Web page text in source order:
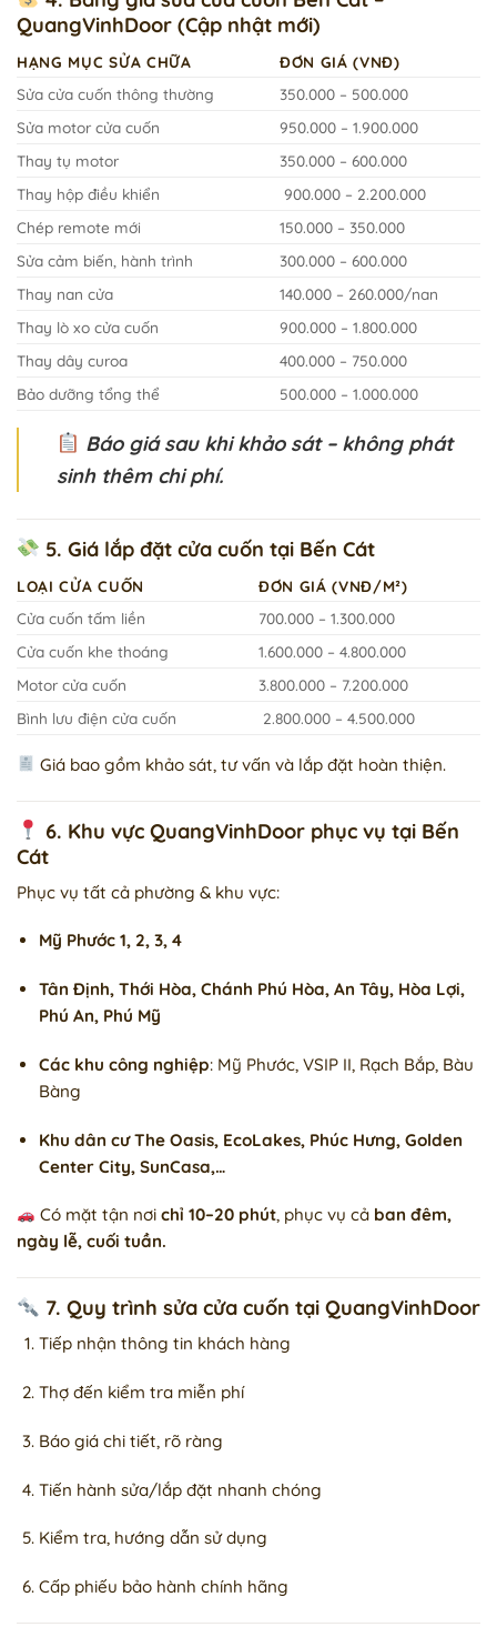
QuangVinhDoor (Cập nhật mới)
HẠNG MỤC SỬA CHỮA
ĐƠN GIÁ (VNĐ)
Sửa cửa cuốn thông thường
350.000 – 500.000
Sửa motor cửa cuốn
950.000 – 1.900.000
Thay tụ motor
350.000 – 600.000
Thay hộp điều khiển
900.000 – 2.200.000
Chép remote mới
150.000 – 350.000
Sửa cảm biến, hành trình
300.000 – 600.000
Thay nan cửa
140.000 – 260.000/nan
Thay lò xo cửa cuốn
900.000 – 1.800.000
Thay dây curoa
400.000 – 750.000
Bảo dưỡng tổng thể
500.000 – 1.000.000
Báo giá sau khi khảo sát – không phát
sinh thêm chi phí.
5. Giá lắp đặt cửa cuốn tại Bến Cát
LOẠI CỬA CUỐN
ĐƠN GIÁ (VNĐ/M²)
Cửa cuốn tấm liền
700.000 – 1.300.000
Cửa cuốn khe thoáng
1.600.000 – 4.800.000
Motor cửa cuốn
3.800.000 – 7.200.000
Bình lưu điện cửa cuốn
2.800.000 – 4.500.000
Giá bao gồm khảo sát, tư vấn và lắp đặt hoàn thiện.
6. Khu vực QuangVinhDoor phục vụ tại Bến
Cát
Phục vụ tất cả phường & khu vực:
Mỹ Phước 1, 2, 3, 4
Tân Định, Thới Hòa, Chánh Phú Hòa, An Tây, Hòa Lợi,
Phú An, Phú Mỹ
Các khu công nghiệp: Mỹ Phước, VSIP II, Rạch Bắp, Bàu
Bàng
Khu dân cư The Oasis, EcoLakes, Phúc Hưng, Golden
Center City, SunCasa,…
Có mặt tận nơichỉ 10–20 phút, phục vụ cả ban đêm,
ngày lễ, cuối tuần.
7. Quy trình sửa cửa cuốn tại QuangVinhDoor
Tiếp nhận thông tin khách hàng
Thợ đến kiểm tra miễn phí
Báo giá chi tiết, rõ ràng
Tiến hành sửa/lắp đặt nhanh chóng
Kiểm tra, hướng dẫn sử dụng
Cấp phiếu bảo hành chính hãng